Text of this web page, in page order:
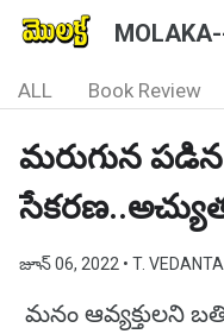
ALL Book Review
మరుగున
జూన్ 06, 2022 • T.
మనం ఆవ్యక్తులని